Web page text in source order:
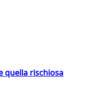
quella rischiosa